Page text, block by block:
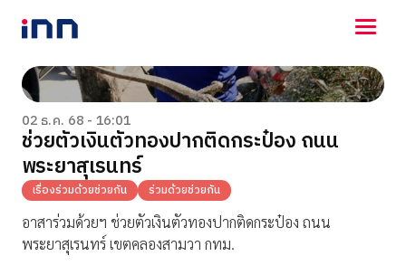
NEWS
ENTERTAINMENT
LIFESTYLE
HOROSCOPE
LOTTERY
VIDEO
ร่วมด้วยช่วยกัน
02 ธ.ค. 68 - 16:01
ช่วยตัวเงินตัวทองปากติดกระป๋อง ถนน
พระยาสุเรนทร์
เรื่องร่วมด้วยช่วยกัน ร่วมด้วยช่วยกัน
อาสาร่วมด้วยฯ ช่วยตัวเงินตัวทองปากติดกระป๋อง ถนน
พระยาสุเรนทร์ เขตคลองสามวา กทม.